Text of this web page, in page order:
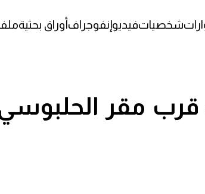
شخصياتفيديو إنفوجراف أوراق بحثية
مقر